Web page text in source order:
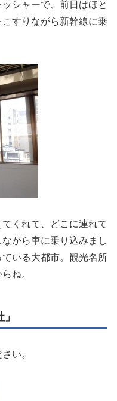
ッシャーで、前日はほと
すりながら新幹線に乗
くれて、どこに連れて
がら車に乗り込みまし
いる大都市。観光名所
ね。
い。